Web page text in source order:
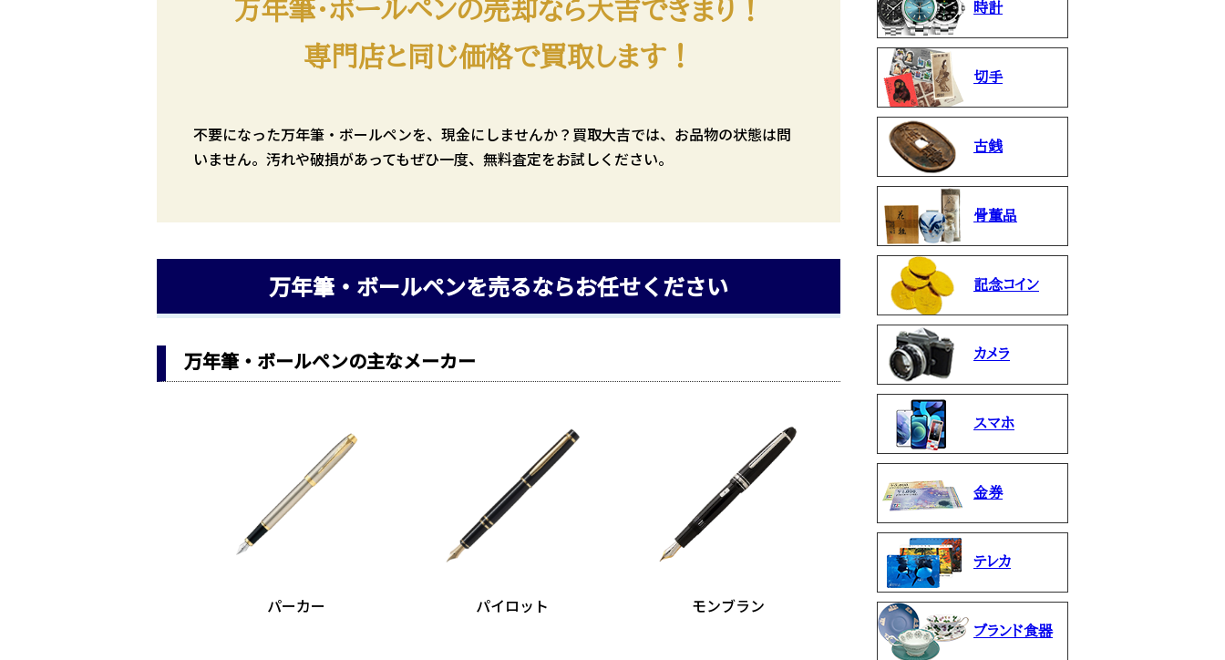
万年筆・ボールペンの売却なら大吉できまり！
専門店と同じ価格で買取します！
不要になった万年筆・ボールペンを、現金にしませんか？買取大吉では、お品物の状態は問
いません。汚れや破損があってもぜひ一度、無料査定をお試しください。
万年筆・ボールペンを売るならお任せください
万年筆・ボールペンの主なメーカー
パーカー パイロット モンブラン
時計
切手
古銭
骨董品
記念コイン
カメラ
スマホ
金券
テレカ
ブランド食器